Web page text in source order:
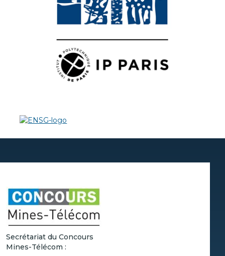
Secrétariat du Concours
Mines-Télécom :